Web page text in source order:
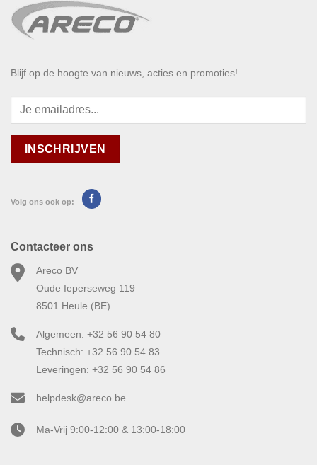
Blijf op de hoogte van nieuws, acties en promoties!
Volg ons ook op:
Contacteer ons
Areco BV
Oude Ieperseweg 119
8501 Heule (BE)
Algemeen: +32 56 90 54 80
Technisch: +32 56 90 54 83
Leveringen: +32 56 90 54 86
helpdesk@areco.be
Ma-Vrij 9:00-12:00 & 13:00-18:00